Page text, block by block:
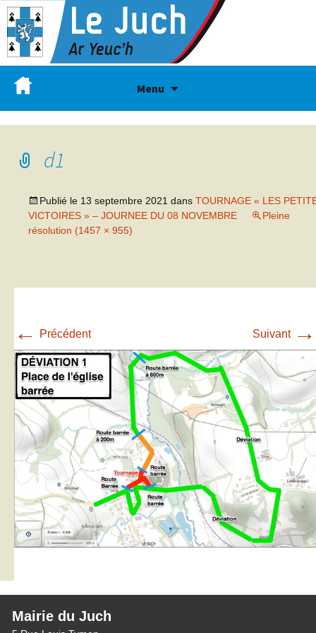
Menu
d1
Publié le 13 septembre 2021 dans TOURNAGE « LES
VICTOIRES » – JOURNEE DU 08 NOVEMBRE
Pleine
résolution (1457 × 955)
← Précédent Suivant →
Mairie du Juch